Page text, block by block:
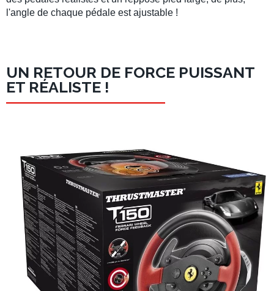
l'angle de chaque pédale est ajustable !
UN RETOUR DE FORCE PUISSANT
ET RÉALISTE !